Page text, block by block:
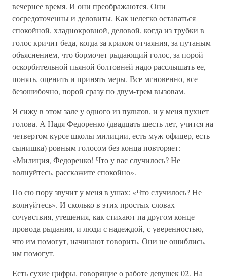
вечернее время. И они преображаются. Они
сосредоточенны и деловиты. Как нелегко оставаться
спокойной, хладнокровной, деловой, когда из трубки в
голос кричит беда, когда за криком отчаяния, за путаным
объяснением, что бормочет рыдающий голос, за порой
оскорбительной пьяной болтовней надо расслышать ее,
понять, оценить и принять меры. Все мгновенно, все
безошибочно, порой сразу по двум-трем вызовам.
Я сижу в этом зале у одного из пультов, и у меня пухнет
голова. А Надя Федоренко (двадцать шесть лет, учится на
четвертом курсе школы милиции, есть муж-офицер, есть
сынишка) ровным голосом без конца повторяет:
«Милиция, Федоренко! Что у вас случилось? Не
волнуйтесь, расскажите спокойно».
По сю пору звучит у меня в ушах: «Что случилось? Не
волнуйтесь». И сколько в этих простых словах
сочувствия, утешения, как стихают па другом конце
провода рыдания, и люди с надеждой, с уверенностью,
что им помогут, начинают говорить. Они не ошиблись,
им помогут.
Есть сухие цифры, говорящие о работе девушек 02. На